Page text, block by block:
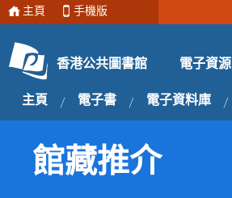
主頁 手機版
香港公共圖書館 電子資源
主頁 電子書 電子資料庫
館藏推介